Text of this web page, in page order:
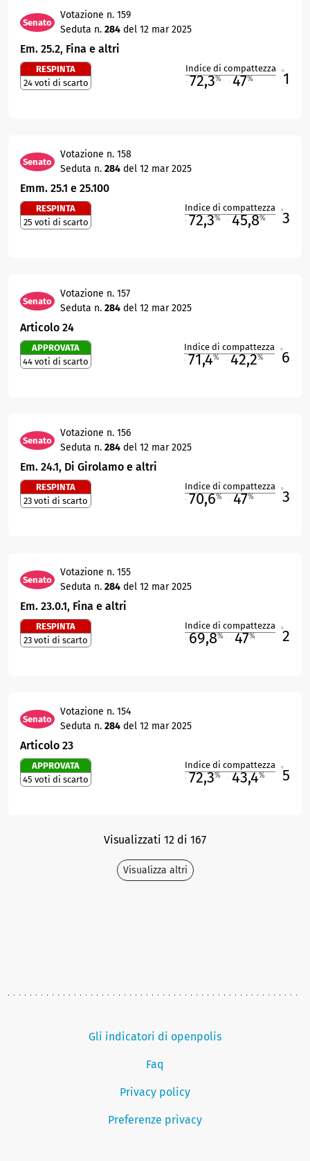
Senato
Votazione n. 159
Seduta n. 284 del 12 mar 2025
Em. 25.2, Fina e altri
RESPINTA
24 voti di scarto
Indice di compattezza
72,3% 47% 1
Senato
Votazione n. 158
Seduta n. 284 del 12 mar 2025
Emm. 25.1 e 25.100
RESPINTA
25 voti di scarto
Indice di compattezza
72,3% 45,8% 3
Senato
Votazione n. 157
Seduta n. 284 del 12 mar 2025
Articolo 24
APPROVATA
44 voti di scarto
Indice di compattezza
71,4% 42,2% 6
Senato
Votazione n. 156
Seduta n. 284 del 12 mar 2025
Em. 24.1, Di Girolamo e altri
RESPINTA
23 voti di scarto
Indice di compattezza
70,6% 47% 3
Senato
Votazione n. 155
Seduta n. 284 del 12 mar 2025
Em. 23.0.1, Fina e altri
RESPINTA
23 voti di scarto
Indice di compattezza
69,8% 47% 2
Senato
Votazione n. 154
Seduta n. 284 del 12 mar 2025
Articolo 23
APPROVATA
45 voti di scarto
Indice di compattezza
72,3% 43,4% 5
Visualizzati 12 di 167
Visualizza altri
Gli indicatori di openpolis
Faq
Privacy policy
Preferenze privacy